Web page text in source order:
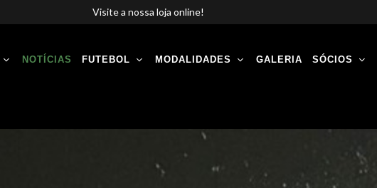
Visite a nossa loja online!
NOTÍCIAS FUTEBOL MODALIDADES GALERIA SÓCIOS